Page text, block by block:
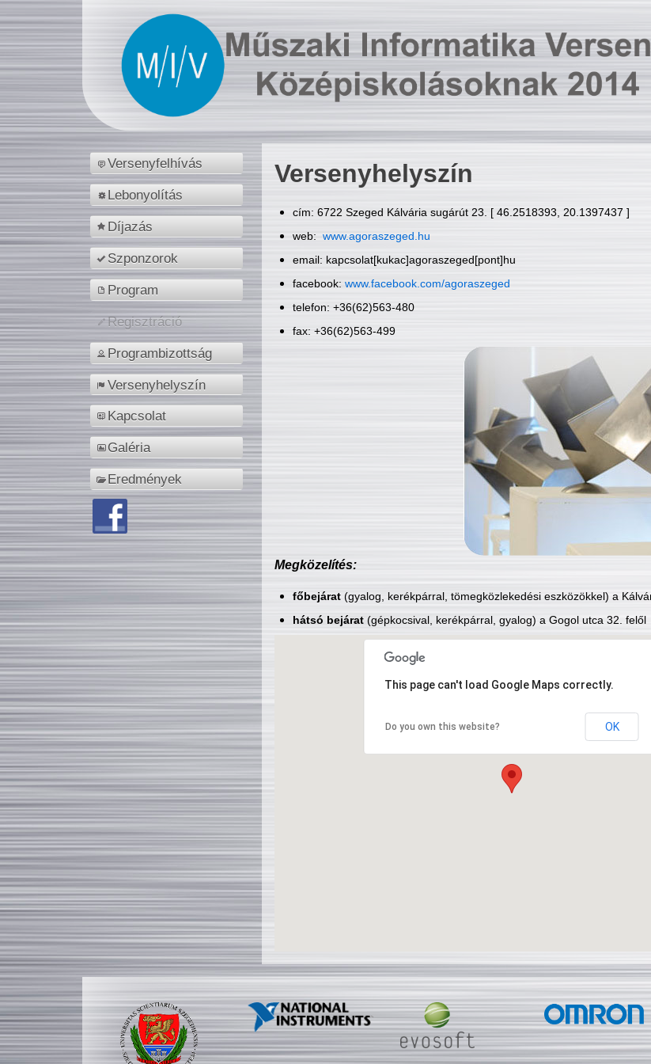
Versenyfelhívás
Lebonyolítás
Díjazás
Szponzorok
Program
Regisztráció
Programbizottság
Versenyhelyszín
Kapcsolat
Galéria
Eredmények
Versenyhelyszín
cím: 6722 Szeged Kálvária sugárút 23. [ 46.2518393, 20.1397437 ]
web: www.agoraszeged.hu
email: kapcsolat[kukac]agoraszeged[pont]hu
facebook: www.facebook.com/agoraszeged
telefon: +36(62)563-480
fax: +36(62)563-499
Megközelítés:
főbejárat(gyalog, kerékpárral, tömegközlekedési eszközökkel) a
hátsó bejárat(gépkocsival, kerékpárral, gyalog) a Gogol utca 32. felől
This page can't load Google Maps correctly.
Do you own this website? OK